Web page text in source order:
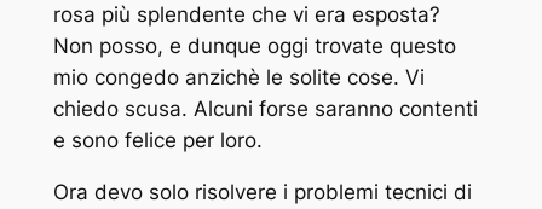
rosa più splendente che vi era esposta?
Non posso, e dunque oggi trovate questo
mio congedo anzichè le solite cose. Vi
chiedo scusa. Alcuni forse saranno contenti
e sono felice per loro.
Ora devo solo risolvere i problemi tecnici di